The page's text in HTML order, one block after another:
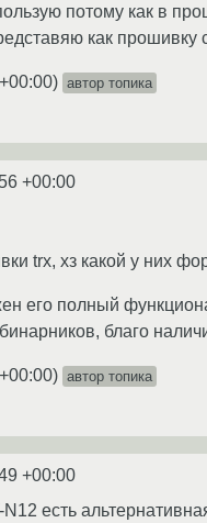
потому как в
как
) автор топика
+00:00
trx, хз какой у них
его полный
благо
) автор топика
+00:00
есть